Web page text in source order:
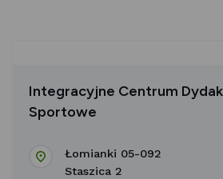
Integracyjne Centrum
Sportowe
Łomianki 05-092
Staszica 2